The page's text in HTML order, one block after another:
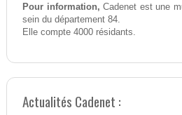
Pour information, Cadenet est une
sein du département 84.
Elle compte 4000 résidants.
Actualités Cadenet :